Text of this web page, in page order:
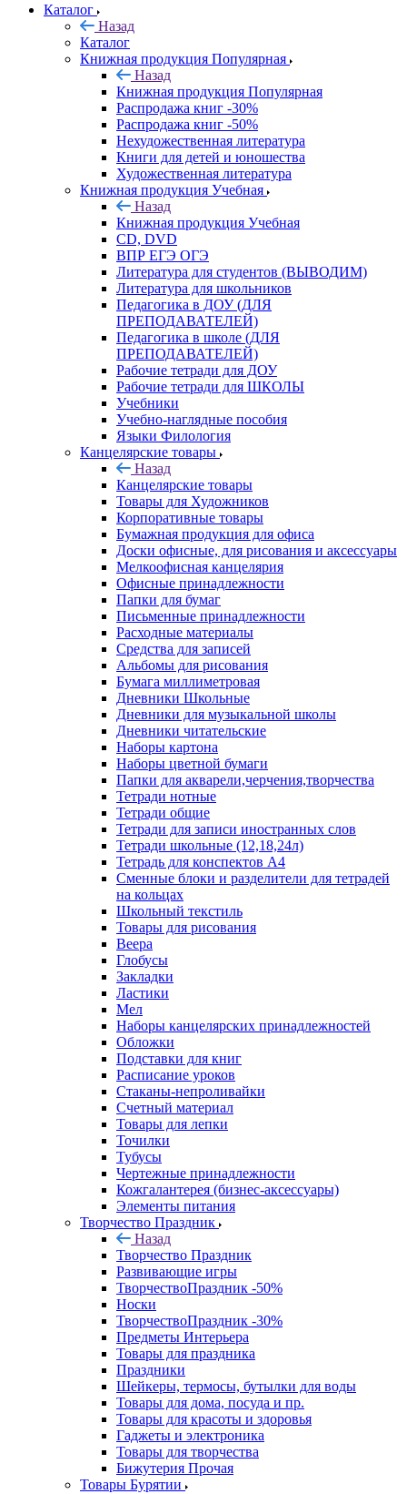
Каталог
Назад
Каталог
Книжная продукция Популярная
Назад
Книжная продукция Популярная
Распродажа книг -30%
Распродажа книг -50%
Нехудожественная литература
Книги для детей и юношества
Художественная литература
Книжная продукция Учебная
Назад
Книжная продукция Учебная
CD, DVD
ВПР ЕГЭ ОГЭ
Литература для студентов (ВЫВОДИМ)
Литература для школьников
Педагогика в ДОУ (ДЛЯ
ПРЕПОДАВАТЕЛЕЙ)
Педагогика в школе (ДЛЯ
ПРЕПОДАВАТЕЛЕЙ)
Рабочие тетради для ДОУ
Рабочие тетради для ШКОЛЫ
Учебники
Учебно-наглядные пособия
Языки Филология
Канцелярские товары
Назад
Канцелярские товары
Товары для Художников
Корпоративные товары
Бумажная продукция для офиса
Доски офисные, для рисования и аксессуары
Мелкоофисная канцелярия
Офисные принадлежности
Папки для бумаг
Письменные принадлежности
Расходные материалы
Средства для записей
Альбомы для рисования
Бумага миллиметровая
Дневники Школьные
Дневники для музыкальной школы
Дневники читательские
Наборы картона
Наборы цветной бумаги
Папки для акварели,черчения,творчества
Тетради нотные
Тетради общие
Тетради для записи иностранных слов
Тетради школьные (12,18,24л)
Тетрадь для конспектов А4
Сменные блоки и разделители для тетрадей
на кольцах
Школьный текстиль
Товары для рисования
Веера
Глобусы
Закладки
Ластики
Мел
Наборы канцелярских принадлежностей
Обложки
Подставки для книг
Расписание уроков
Стаканы-непроливайки
Счетный материал
Товары для лепки
Точилки
Тубусы
Чертежные принадлежности
Кожгалантерея (бизнес-аксессуары)
Элементы питания
Творчество Праздник
Назад
Творчество Праздник
Развивающие игры
ТворчествоПраздник -50%
Носки
ТворчествоПраздник -30%
Предметы Интерьера
Товары для праздника
Праздники
Шейкеры, термосы, бутылки для воды
Товары для дома, посуда и пр.
Товары для красоты и здоровья
Гаджеты и электроника
Товары для творчества
Бижутерия Прочая
Товары Бурятии